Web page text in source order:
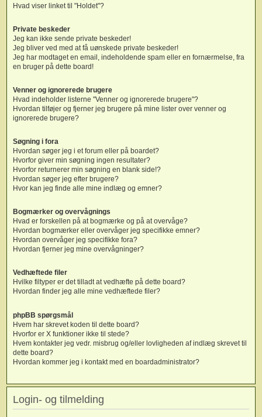
Hvad viser linket til "Holdet"?
Private beskeder
Jeg kan ikke sende private beskeder!
Jeg bliver ved med at få uønskede private beskeder!
Jeg har modtaget en email, indeholdende spam eller en fornærmelse, fra
en bruger på dette board!
Venner og ignorerede brugere
Hvad indeholder listerne "Venner og ignorerede brugere"?
Hvordan tilføjer og fjerner jeg brugere på mine lister over venner og
ignorerede brugere?
Søgning i fora
Hvordan søger jeg i et forum eller på boardet?
Hvorfor giver min søgning ingen resultater?
Hvorfor returnerer min søgning en blank side!?
Hvordan søger jeg efter brugere?
Hvor kan jeg finde alle mine indlæg og emner?
Bogmærker og overvågnings
Hvad er forskellen på at bogmærke og på at overvåge?
Hvordan bogmærker eller overvåger jeg specifikke emner?
Hvordan overvåger jeg specifikke fora?
Hvordan fjerner jeg mine overvågninger?
Vedhæftede filer
Hvilke filtyper er det tilladt at vedhæfte på dette board?
Hvordan finder jeg alle mine vedhæftede filer?
phpBB spørgsmål
Hvem har skrevet koden til dette board?
Hvorfor er X funktioner ikke til stede?
Hvem kontakter jeg vedr. misbrug og/eller lovligheden af indlæg skrevet til
dette board?
Hvordan kommer jeg i kontakt med en boardadministrator?
Login- og tilmelding